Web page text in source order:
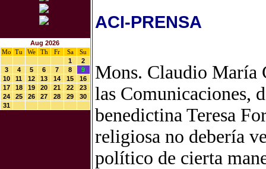
Aug 2026
Mo
Tu We Th Fr Sa
Su
1
2
3
4 5 6 7 8
9
10
11 12 13 14 15
16
17
18 19 20 21 22
23
24
25 26 27 28 29
30
31
ACI-PRENSA
Mons. Claudio María
las Comunicaciones,
benedictina Teresa
religiosa no debería
político de cierta